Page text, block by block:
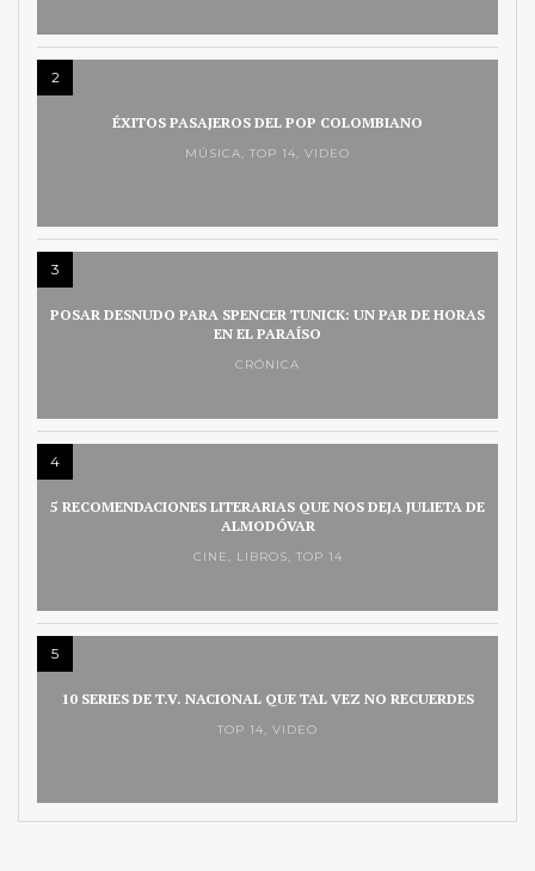
2
ÉXITOS PASAJEROS DEL POP COLOMBIANO
MÚSICA, TOP 14, VIDEO
3
POSAR DESNUDO PARA SPENCER TUNICK: UN PAR DE HORAS
EN EL PARAÍSO
CRÓNICA
4
5 RECOMENDACIONES LITERARIAS QUE NOS DEJA JULIETA DE
ALMODÓVAR
CINE , LIBROS, TOP 14
5
10 SERIES DE T.V. NACIONAL QUE TAL VEZ NO RECUERDES
TOP 14, VIDEO